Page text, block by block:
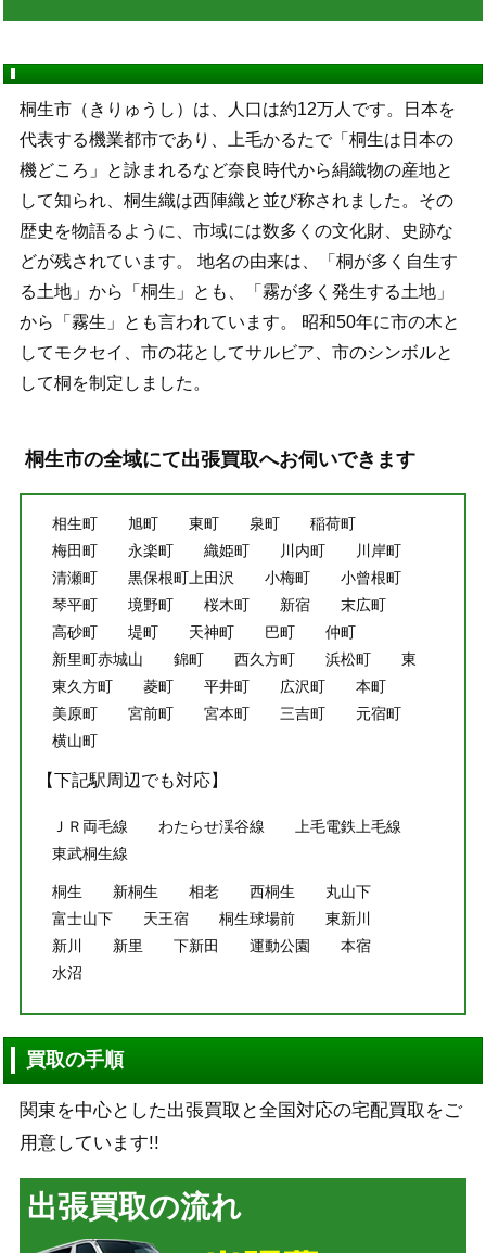
桐生市（きりゅうし）は、人口は約12万人です。日本を
代表する機業都市であり、上毛かるたで「桐生は日本の
機どころ」と詠まれるなど奈良時代から絹織物の産地と
して知られ、桐生織は西陣織と並び称されました。その
歴史を物語るように、市域には数多くの文化財、史跡な
どが残されています。 地名の由来は、「桐が多く自生す
る土地」から「桐生」とも、「霧が多く発生する土地」
から「霧生」とも言われています。 昭和50年に市の木と
してモクセイ、市の花としてサルビア、市のシンボルと
して桐を制定しました。
桐生市の全域にて出張買取へお伺いできます
相生町 旭町 東町 泉町
稲荷町
梅田町
永楽町 織姫町 川内町
川岸町
清瀬町
黒保根町上田沢 小梅町
小曾根町
琴平町
境野町 桜木町 新宿
末広町
高砂町
堤町 天神町 巴町
仲町
新里町赤城山
錦町 西久方町 浜松町
東
東久方町
菱町 平井町 広沢町
本町
美原町
宮前町 宮本町 三吉町
元宿町
横山町
【下記駅周辺でも対応】
ＪＲ両毛線 わたらせ渓谷線
上毛電鉄上毛線
東武桐生線
桐生 新桐生 相老 西桐生
丸山下
富士山下
天王宿 桐生球場前
東新川
新川
新里 下新田 運動公園
本宿
水沼
買取の手順
関東を中心とした出張買取と全国対応の宅配買取をご
用意しています!!
出張買取の流れ